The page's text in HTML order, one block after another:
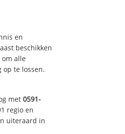
en
beschikken
alle
op te lossen.
met 0591-
regio en
uiteraard in